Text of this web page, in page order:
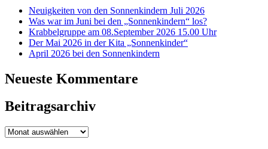
Neuigkeiten von den Sonnenkindern Juli 2026
Was war im Juni bei den „Sonnenkindern“ los?
Krabbelgruppe am 08.September 2026 15.00 Uhr
Der Mai 2026 in der Kita „Sonnenkinder“
April 2026 bei den Sonnenkindern
Neueste Kommentare
Beitragsarchiv
Beitragsarchiv